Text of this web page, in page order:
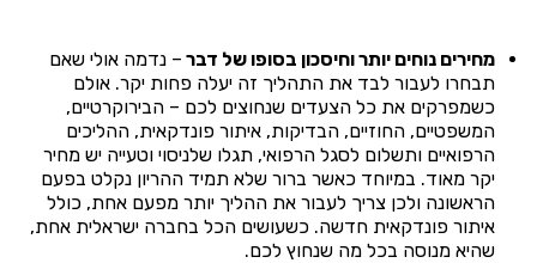
מחירים נוחים יותר וחיסכון בסופו של דבר – נדמה אולי שאם
תבחרו לעבור לבד את התהליך זה יעלה פחות יקר. אולם
כשמפרקים את כל הצעדים שנחוצים לכם – הבירוקרטיים,
המשפטיים, החוזיים, הבדיקות, איתור פונדקאית, ההליכים
הרפואיים ותשלום לסגל הרפואי, תגלו שלניסוי וטעייה יש מחיר
יקר מאוד. במיוחד כאשר ברור שלא תמיד ההריון נקלט בפעם
הראשונה ולכן צריך לעבור את ההליך יותר מפעם אחת, כולל
איתור פונדקאית חדשה. כשעושים הכל בחברה ישראלית אחת,
שהיא מנוסה בכל מה שנחוץ לכם.